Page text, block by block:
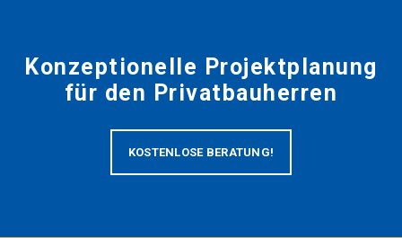
Konzeptionelle Projektplanung
für den Privatbauherren
KOSTENLOSE BERATUNG!